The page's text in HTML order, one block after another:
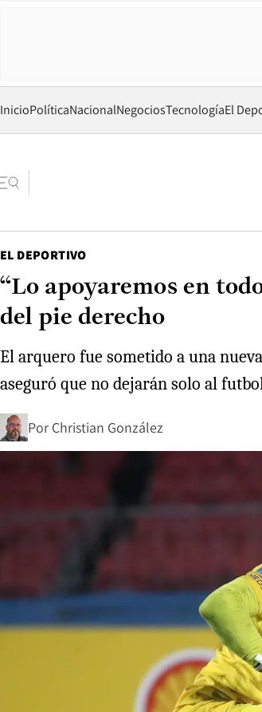
InicioPolíticaNacionalNegociosTecnologíaEl
EL DEPORTIVO
“Lo apoyaremos en
del pie derecho
El arquero fue sometido a una
aseguró que no dejarán solo al
Por Christian González